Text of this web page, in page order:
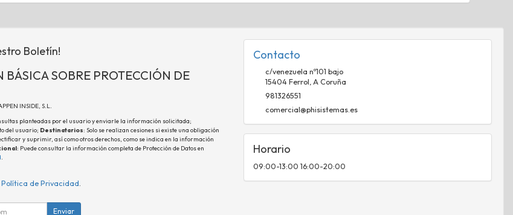
Boletín!
SOBRE PROTECCIÓN DE
INSIDE, S.L.
planteadas por el usuario y enviarle la información solicitada;
del usuario; Destinatarios: Solo se realizan cesiones si existe una obligación
y suprimir, así como otros derechos, como se indica en la información
: Puede consultar la información completa de Protección de Datos en
.
Política de Privacidad.
Enviar
Contacto
c/venezuela nº101 bajo
15404 Ferrol,A Coruña
981326551
comercial@phisistemas.es
Horario
09:00-13:00 16:00-20:00